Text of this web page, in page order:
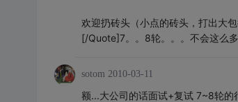
欢迎扔砖头（小点的砖头，打出大包
[/Quote]7。。8轮。。。不会这么
sotom 2010-03-11
额...大公司的话面试+复试 7~8轮的